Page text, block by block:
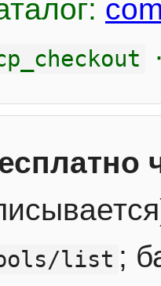
·
list ;